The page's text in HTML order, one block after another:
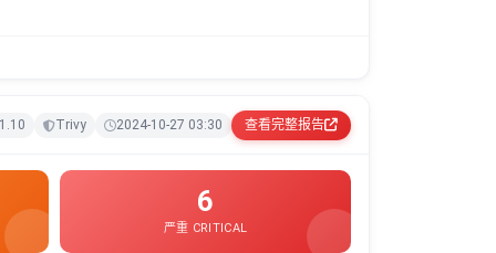
Trivy 2024-10-27 03:30 查看完整报告
6
严重 CRITICAL